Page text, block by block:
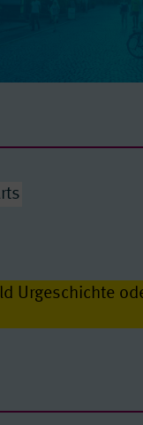
Urgeschichte